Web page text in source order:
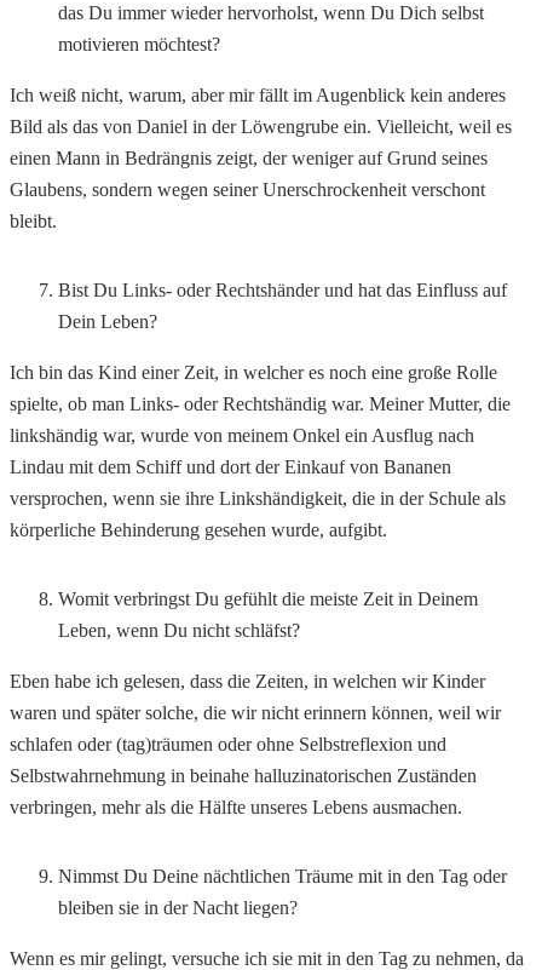
das Du immer wieder hervorholst, wenn Du Dich selbst
motivieren möchtest?
Ich weiß nicht, warum, aber mir fällt im Augenblick kein anderes
Bild als das von Daniel in der Löwengrube ein. Vielleicht, weil es
einen Mann in Bedrängnis zeigt, der weniger auf Grund seines
Glaubens, sondern wegen seiner Unerschrockenheit verschont
bleibt.
Bist Du Links- oder Rechtshänder und hat das Einfluss auf
Dein Leben?
Ich bin das Kind einer Zeit, in welcher es noch eine große Rolle
spielte, ob man Links- oder Rechtshändig war. Meiner Mutter, die
linkshändig war, wurde von meinem Onkel ein Ausflug nach
Lindau mit dem Schiff und dort der Einkauf von Bananen
versprochen, wenn sie ihre Linkshändigkeit, die in der Schule als
körperliche Behinderung gesehen wurde, aufgibt.
Womit verbringst Du gefühlt die meiste Zeit in Deinem
Leben, wenn Du nicht schläfst?
Eben habe ich gelesen, dass die Zeiten, in welchen wir Kinder
waren und später solche, die wir nicht erinnern können, weil wir
schlafen oder (tag)träumen oder ohne Selbstreflexion und
Selbstwahrnehmung in beinahe halluzinatorischen Zuständen
verbringen, mehr als die Hälfte unseres Lebens ausmachen.
Nimmst Du Deine nächtlichen Träume mit in den Tag oder
bleiben sie in der Nacht liegen?
Wenn es mir gelingt, versuche ich sie mit in den Tag zu nehmen, da